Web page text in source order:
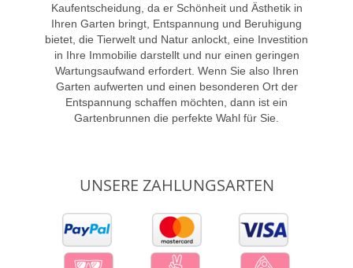
Kaufentscheidung, da er Schönheit und Ästhetik in
Ihren Garten bringt, Entspannung und Beruhigung
bietet, die Tierwelt und Natur anlockt, eine Investition
in Ihre Immobilie darstellt und nur einen geringen
Wartungsaufwand erfordert. Wenn Sie also Ihren
Garten aufwerten und einen besonderen Ort der
Entspannung schaffen möchten, dann ist ein
Gartenbrunnen die perfekte Wahl für Sie.
UNSERE ZAHLUNGSARTEN